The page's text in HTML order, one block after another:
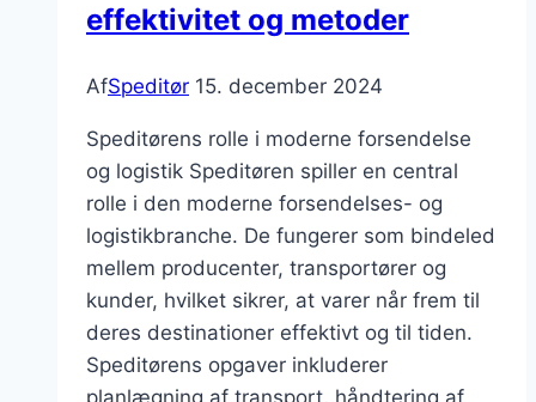
effektivitet og metoder
AfSpeditør 15. december 2024
Speditørens rolle i moderne forsendelse
og logistik Speditøren spiller en central
rolle i den moderne forsendelses- og
logistikbranche. De fungerer som bindeled
mellem producenter, transportører og
kunder, hvilket sikrer, at varer når frem til
deres destinationer effektivt og til tiden.
Speditørens opgaver inkluderer
planlægning af transport, håndtering af